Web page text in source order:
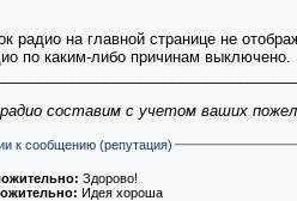
радио на главной странице не
по каким-либо причинам выключено.
составим с учетом ваших
к сообщению (репутация)
Здорово!
Идея хороша